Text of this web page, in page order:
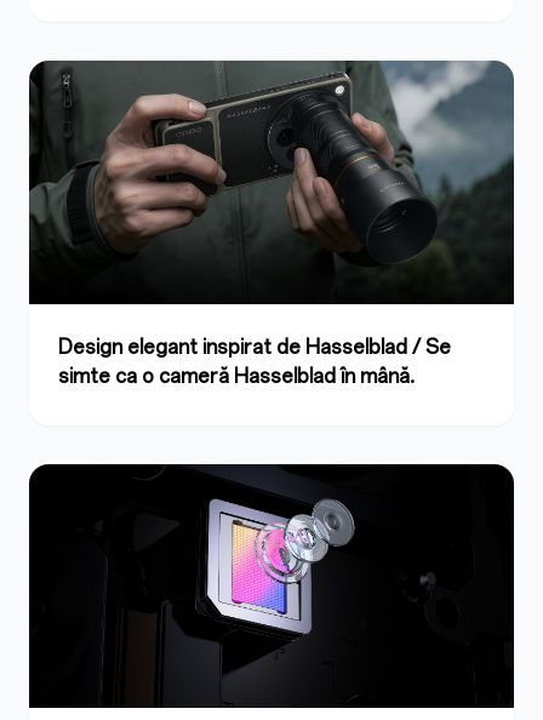
Design elegant inspirat de Hasselblad / Se
simte ca o cameră Hasselblad în mână.